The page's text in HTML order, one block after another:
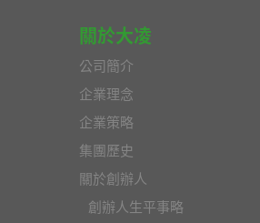
關於大凌
公司簡介
企業理念
企業策略
集團歷史
關於創辦人
創辦人生平事略